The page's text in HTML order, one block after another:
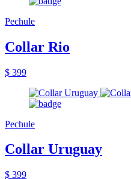
Pechule
Collar Rio
$ 399
Pechule
Collar Uruguay
$ 399